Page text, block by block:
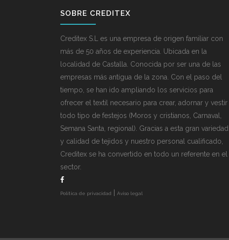
SOBRE CREDITEX
Creditex S.L es una empresa de origen familiar con
más de 50 años de experiencia. Ubicada en la
localidad de Castalla. Conocida por ser una de las
empresas más antigua de la zona. Con el paso del
tiempo, se han ido ampliando los servicios para
ofrecer el textil necesario para crear, adornar y vestir
todo tipo de festejos (Moros y cristianos, Carnaval,
Semana Santa, regional). Gracias a esta gran variedad
y calidad de tejidos y nuestro personal cualificado,
Creditex se ha convertido en todo un referente en el
sector.
Política de privacidad Aviso legal